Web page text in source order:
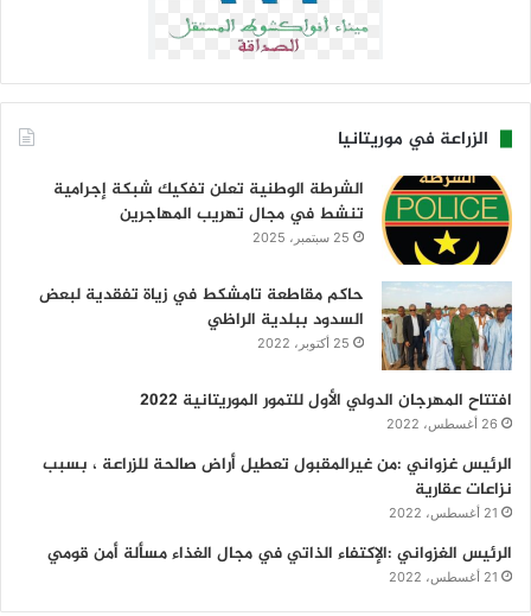
الزراعة في موريتانيا
الشرطة الوطنية تعلن تفكيك شبكة إجرامية
تنشط في مجال تهريب المهاجرين
25 سبتمبر، 2025
حاكم مقاطعة تامشكط في زياة تفقدية لبعض
السدود ببلدية الراظي
25 أكتوبر، 2022
افتتاح المهرجان الدولي الأول للتمور الموريتانية 2022
26 أغسطس، 2022
الرئيس غزواني :من غيرالمقبول تعطيل أراض صالحة للزراعة ، بسبب
نزاعات عقارية
21 أغسطس، 2022
الرئيس الغزواني :الإكتفاء الذاتي في مجال الغذاء مسألة أمن قومي
21 أغسطس، 2022